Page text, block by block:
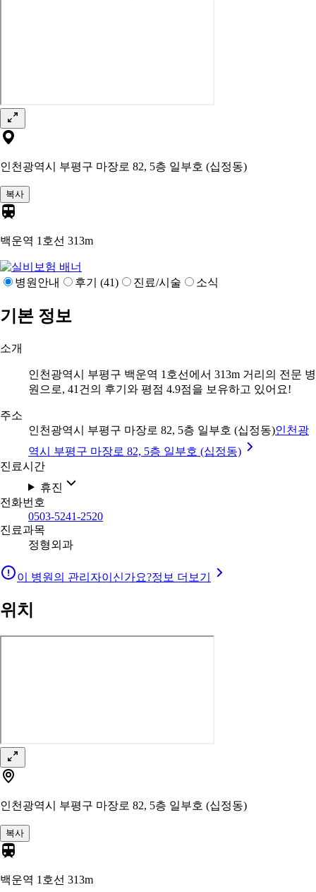
인천광역시 부평구 마장로 82, 5층 일부호 (십정동)
복사
백운역 1호선 313m
병원안내 후기 (41) 진료/시술 소식
기본 정보
소개
인천광역시 부평구 백운역 1호선에서 313m 거리의 전문 병
원으로, 41건의 후기와 평점 4.9점을 보유하고 있어요!
주소
인천광역시 부평구 마장로 82, 5층 일부호 (십정동)인천광
역시 부평구 마장로 82, 5층 일부호 (십정동)
진료시간
휴진
전화번호
0503-5241-2520
진료과목
정형외과
이 병원의 관리자이신가요?정보 더보기
위치
인천광역시 부평구 마장로 82, 5층 일부호 (십정동)
복사
백운역 1호선 313m